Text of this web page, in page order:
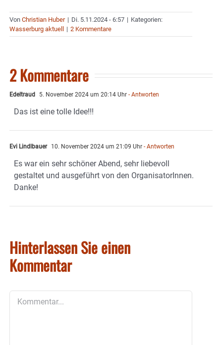
Von Christian Huber | Di. 5.11.2024 - 6:57 | Kategorien:
Wasserburg aktuell
| 2 Kommentare
2 Kommentare
Edeltraud 5. November 2024 um 20:14 Uhr - Antworten
Das ist eine tolle Idee!!!
Evi Lindlbauer 10. November 2024 um 21:09 Uhr - Antworten
Es war ein sehr schöner Abend, sehr liebevoll
gestaltet und ausgeführt von den OrganisatorInnen.
Danke!
Hinterlassen Sie einen
Kommentar